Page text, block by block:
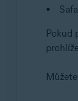
Pokud